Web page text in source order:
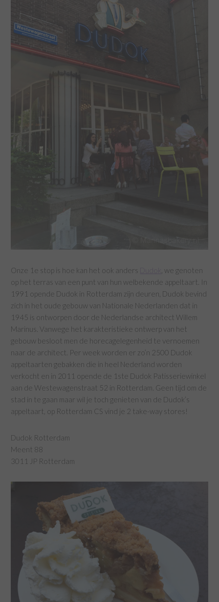
Onze 1e stop is hoe kan het ook anders
, we genoten
op het terras van een punt van hun welbekende appeltaart. In
1991 opende Dudok in Rotterdam zijn deuren, Dudok bevind
zich in het oude gebouw van Nationale Nederlanden dat in
1945 is ontworpen door de Nederlandse architect Willem
Marinus. Vanwege het karakteristieke ontwerp van het
gebouw besloot men de horecagelegenheid te vernoemen
naar de architect. Per week worden er zo’n 2500 Dudok
appeltaarten gebakken die in heel Nederland worden
verkocht en in 2011 opende de 1ste Dudok Patisseriewinkel
aan de Westewagenstraat 52 in Rotterdam. Geen tijd om de
stad in te gaan maar wil je toch genieten van de Dudok’s
appeltaart, op Rotterdam CS vind je 2 take-way stores!
Dudok Rotterdam
Meent 88
3011 JP Rotterdam